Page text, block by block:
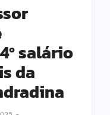
salário
da